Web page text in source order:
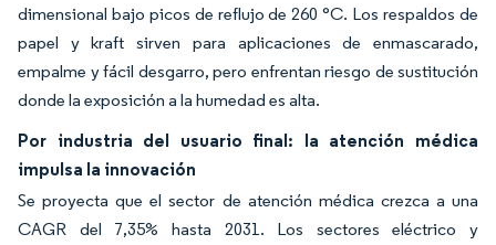
dimensional bajo picos de reflujo de 260 °C. Los respaldos de
papel y kraft sirven para aplicaciones de enmascarado,
empalme y fácil desgarro, pero enfrentan riesgo de sustitución
donde la exposición a la humedad es alta.
Por industria del usuario final: la atención médica
impulsa la innovación
Se proyecta que el sector de atención médica crezca a una
CAGR del 7,35% hasta 2031. Los sectores eléctrico y